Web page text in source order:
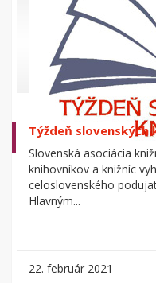
Týždeň slovenských
Slovenská asociácia
knihovníkov a knižníc
celoslovenského
Hlavným...
22. február 2021